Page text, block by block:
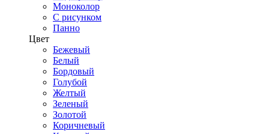
Моноколор
С рисунком
Панно
Цвет
Бежевый
Белый
Бордовый
Голубой
Желтый
Зеленый
Золотой
Коричневый